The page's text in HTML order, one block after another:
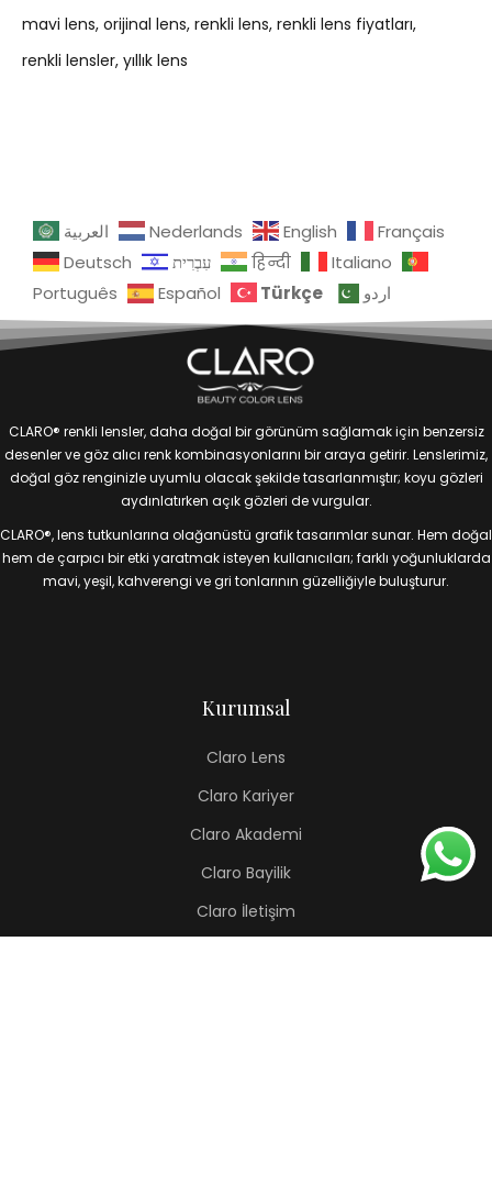
mavi lens orijinal lens renkli lens renkli lens fiyatları
renkli lensler yıllık lens
العربية Nederlands English
Français
Deutsch
עִבְרִית हिन्दी
Italiano
Português
Español Türkçe اردو
CLARO® renkli lensler, daha doğal bir görünüm sağlamak için benzersiz
desenler ve göz alıcı renk kombinasyonlarını bir araya getirir. Lenslerimiz,
doğal göz renginizle uyumlu olacak şekilde tasarlanmıştır; koyu gözleri
aydınlatırken açık gözleri de vurgular.
CLARO®, lens tutkunlarına olağanüstü grafik tasarımlar sunar. Hem doğal
hem de çarpıcı bir etki yaratmak isteyen kullanıcıları; farklı yoğunluklarda
mavi, yeşil, kahverengi ve gri tonlarının güzelliğiyle buluşturur.
Kurumsal
Claro Lens
Claro Kariyer
Claro Akademi
Claro Bayilik
Claro İletişim